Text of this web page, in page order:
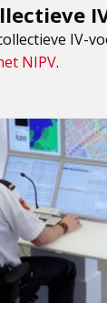
IV-
NIPV.